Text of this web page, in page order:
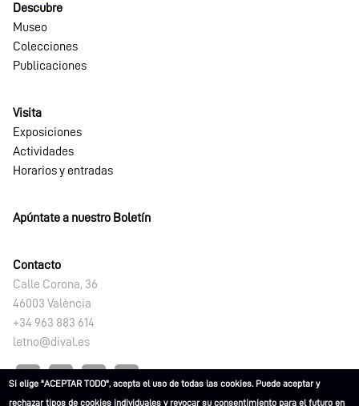
Descubre
Museo
Colecciones
Publicaciones
Visita
Exposiciones
Actividades
Horarios y entradas
Apúntate a nuestro Boletín
Contacto
Calle Corona, 36
46003 València
+34 963 883 614
letno@dival.es
Si elige "ACEPTAR TODO", acepta el uso de todas las cookies. Puede aceptar y
rechazar tipos de cookies individuales y revocar su consentimiento para el futuro en